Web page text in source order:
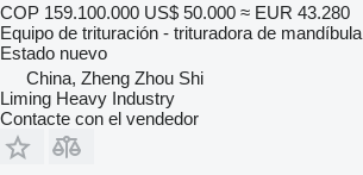
COP 159.100.000 US$ 50.000 ≈ EUR 43.280
Equipo de trituración - trituradora de mandíbula
Estado nuevo
China, Zheng Zhou Shi
Liming Heavy Industry
Contacte con el vendedor